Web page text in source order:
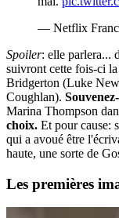
— Netflix
Spoiler: elle parlera...
suivront cette fois-ci
Bridgerton (Luke
Coughlan).
Marina Thompson
choix. Et pour cause:
qui a avoué être
haute, une sorte de
Les premières